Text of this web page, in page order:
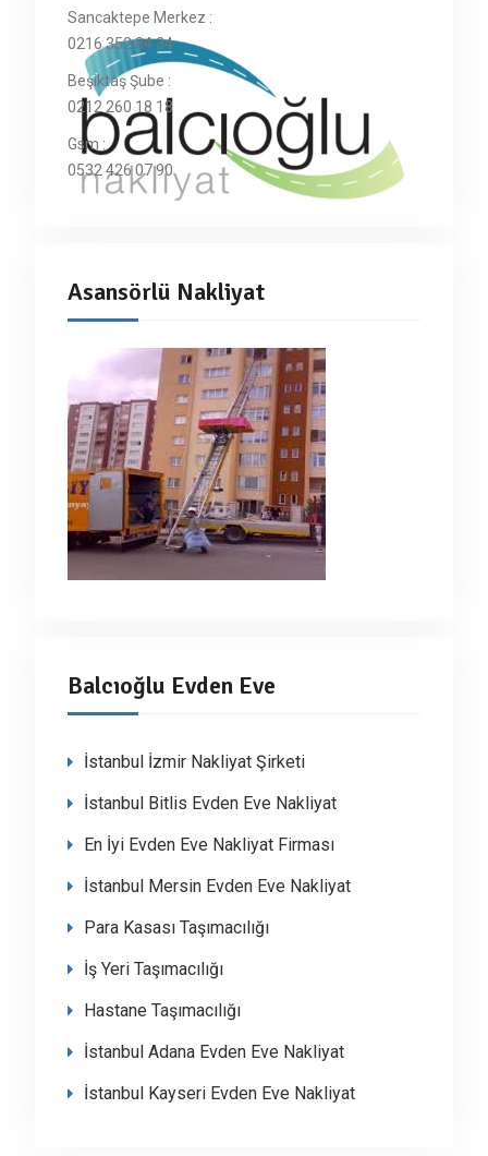
Sancaktepe Merkez :
0216 352 84 34
Beşiktaş Şube :
0212 260 18 18
Gsm :
0532 426 07 90
Asansörlü Nakliyat
Balcıoğlu Evden Eve
İstanbul İzmir Nakliyat Şirketi
İstanbul Bitlis Evden Eve Nakliyat
En İyi Evden Eve Nakliyat Firması
İstanbul Mersin Evden Eve Nakliyat
Para Kasası Taşımacılığı
İş Yeri Taşımacılığı
Hastane Taşımacılığı
İstanbul Adana Evden Eve Nakliyat
İstanbul Kayseri Evden Eve Nakliyat